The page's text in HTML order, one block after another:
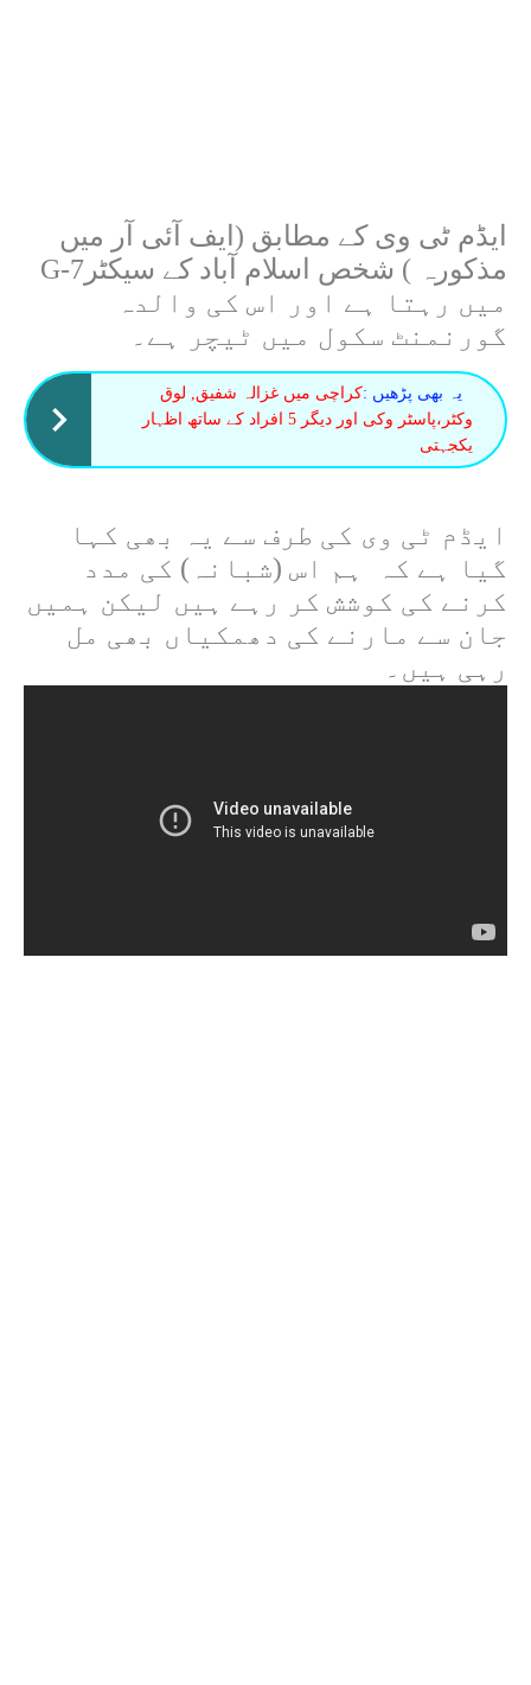
ایڈم ٹی وی کے مطابق (ایف آئی آر میں
مذکورہ ) شخص اسلام آباد کے سیکٹر G-7
میں رہتا ہے اور اس کی والدہ
گورنمنٹ سکول میں ٹیچر ہے۔
یہ بھی پڑھیں :کراچی میں غزالہ شفیق, لوق
وکٹر،پاسٹر وکی اور دیگر 5 افراد کے ساتھ اظہار
یکجہتی
ایڈم ٹی وی کی طرف سے یہ بھی کہا
گیا ہے کہ
ہم اس (شبانہ) کی مدد
کرنے کی کوشش کر رہے ہیں لیکن ہمیں
جان سے مارنے کی دھمکیاں بھی مل
رہی ہیں۔